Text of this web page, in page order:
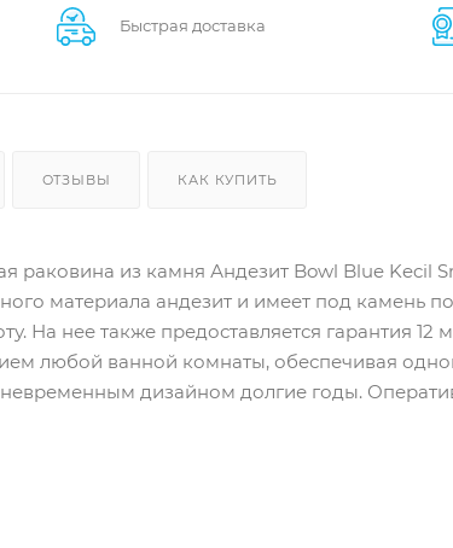
Быстрая доставка
ОТЗЫВЫ КАК КУПИТЬ
раковина из камня Андезит Bowl Blue
материала андезит и имеет под
На нее также предоставляется гарантия
любой ванной комнаты, обеспечивая
дизайном долгие годы.